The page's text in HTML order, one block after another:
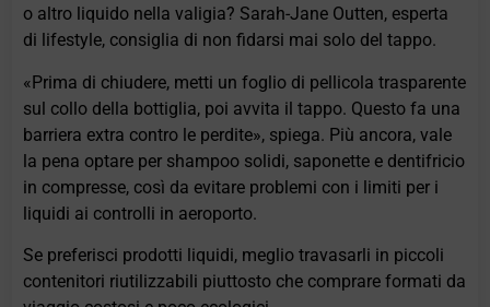
o altro liquido nella valigia? Sarah-Jane Outten, esperta
di lifestyle, consiglia di non fidarsi mai solo del tappo.
«Prima di chiudere, metti un foglio di pellicola trasparente
sul collo della bottiglia, poi avvita il tappo. Questo fa una
barriera extra contro le perdite», spiega. Più ancora, vale
la pena optare per shampoo solidi, saponette e dentifricio
in compresse, così da evitare problemi con i limiti per i
liquidi ai controlli in aeroporto.
Se preferisci prodotti liquidi, meglio travasarli in piccoli
contenitori riutilizzabili piuttosto che comprare formati da